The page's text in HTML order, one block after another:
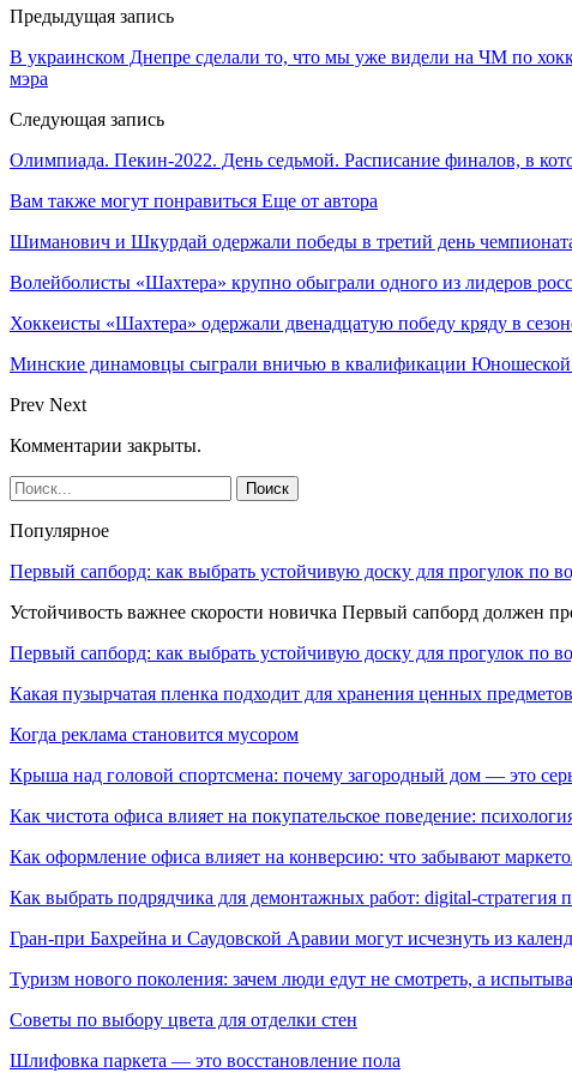
Предыдущая запись
В украинском Днепре сделали то, что мы уже видели на ЧМ по
мэра
Следующая запись
Олимпиада. Пекин-2022. День седьмой. Расписание финалов, в
Вам также могут понравиться Еще от автора
Шиманович и Шкурдай одержали победы в третий день
Волейболисты «Шахтера» крупно обыграли одного из лидеров
Хоккеисты «Шахтера» одержали двенадцатую победу кряду в
Минские динамовцы сыграли вничью в квалификации
Prev Next
Комментарии закрыты.
Популярное
Первый сапборд: как выбрать устойчивую доску для прогулок по
Устойчивость важнее скорости новичка Первый сапборд должен
Первый сапборд: как выбрать устойчивую доску для прогулок по
Какая пузырчатая пленка подходит для хранения ценных предметов
Когда реклама становится мусором
Крыша над головой спортсмена: почему загородный дом — это
Как чистота офиса влияет на покупательское поведение:
Как оформление офиса влияет на конверсию: что забывают
Как выбрать подрядчика для демонтажных работ: digital-стратегия
Гран-при Бахрейна и Саудовской Аравии могут исчезнуть из
Туризм нового поколения: зачем люди едут не смотреть, а
Советы по выбору цвета для отделки стен
Шлифовка паркета — это восстановление пола